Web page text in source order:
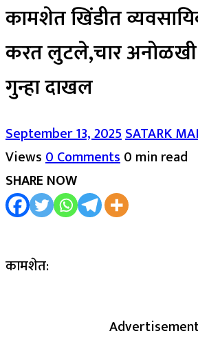
कामशेत खिंडीत
करत लुटले,चार
गुन्हा दाखल
September 13, 2025SATARK
Views0 Comments0 min read
SHARE NOW
कामशेत: